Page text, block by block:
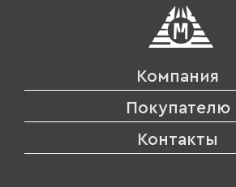
Компания
Покупателю
Контакты